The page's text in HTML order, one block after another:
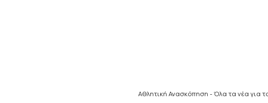
Αθλητική Ανασκόπηση - Όλα τα νέα για